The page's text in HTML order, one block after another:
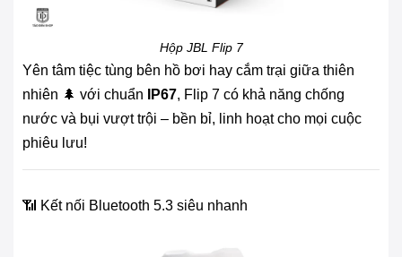
Hộp JBL Flip 7
Yên tâm tiệc tùng bên hồ bơi hay cắm trại giữa thiên
nhiên 🌲 với chuẩn
IP67, Flip 7 có khả năng chống
nước và bụi vượt trội – bền bỉ, linh hoạt cho mọi cuộc
phiêu lưu!
📶 Kết nối Bluetooth 5.3 siêu nhanh